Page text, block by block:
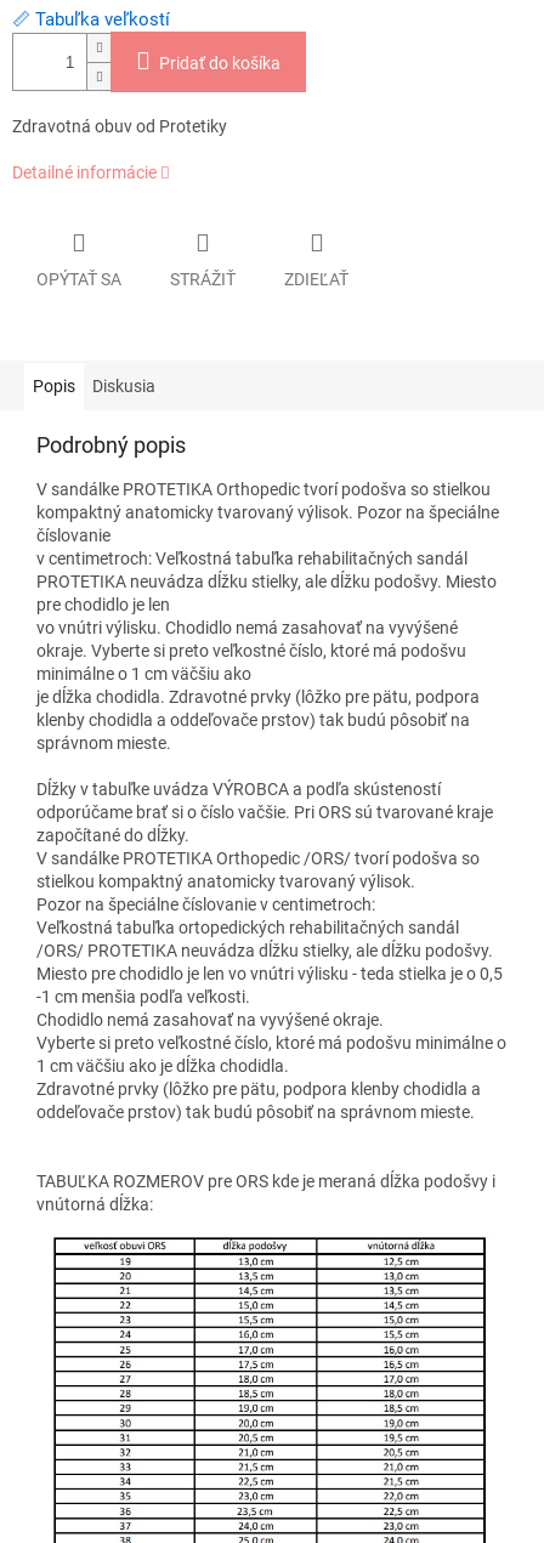
📏 Tabuľka veľkostí
Pridať do košíka
Zdravotná obuv od Protetiky
Detailné informácie
OPÝTAŤ SA STRÁŽIŤ ZDIEĽAŤ
Popis Diskusia
Podrobný popis
V sandálke PROTETIKA Orthopedic tvorí podošva so stielkou
kompaktný anatomicky tvarovaný výlisok. Pozor na špeciálne
číslovanie
v centimetroch: Veľkostná tabuľka rehabilitačných sandál
PROTETIKA neuvádza dĺžku stielky, ale dĺžku podošvy. Miesto
pre chodidlo je len
vo vnútri výlisku. Chodidlo nemá zasahovať na vyvýšené
okraje. Vyberte si preto veľkostné číslo, ktoré má podošvu
minimálne o 1 cm väčšiu ako
je dĺžka chodidla. Zdravotné prvky (lôžko pre pätu, podpora
klenby chodidla a oddeľovače prstov) tak budú pôsobiť na
správnom mieste.
Dĺžky v tabuľke uvádza VÝROBCA a podľa skústeností
odporúčame brať si o číslo vačšie. Pri ORS sú tvarované kraje
započítané do dĺžky.
V sandálke PROTETIKA Orthopedic /ORS/ tvorí podošva so
stielkou kompaktný anatomicky tvarovaný výlisok.
Pozor na špeciálne číslovanie v centimetroch:
Veľkostná tabuľka ortopedických rehabilitačných sandál
/ORS/ PROTETIKA neuvádza dĺžku stielky, ale dĺžku podošvy.
Miesto pre chodidlo je len vo vnútri výlisku - teda stielka je o 0,5
-1 cm menšia podľa veľkosti.
Chodidlo nemá zasahovať na vyvýšené okraje.
Vyberte si preto veľkostné číslo, ktoré má podošvu minimálne o
1 cm väčšiu ako je dĺžka chodidla.
Zdravotné prvky (lôžko pre pätu, podpora klenby chodidla a
oddeľovače prstov) tak budú pôsobiť na správnom mieste.
TABUĽKA ROZMEROV pre ORS kde je meraná dĺžka podošvy i
vnútorná dĺžka: